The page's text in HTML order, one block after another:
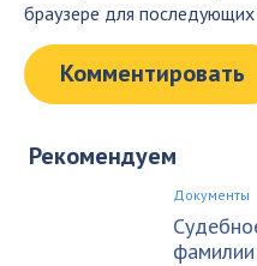
браузере для
Рекомендуем
Документы
фамилии